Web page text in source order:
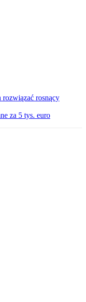
rosnący
za 5 tys. euro